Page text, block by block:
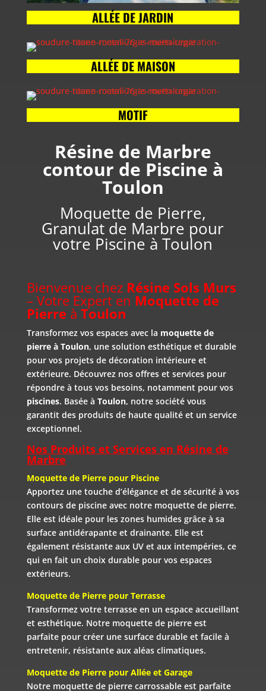
ALLÉE DE JARDIN
ALLÉE DE MAISON
MOTIF
Résine de Marbre
contour de Piscine à
Toulon
Moquette de Pierre,
Granulat de Marbre pour
votre Piscine à Toulon
Bienvenue chez Résine Sols Murs
– Votre Expert en Moquette de
Pierre à Toulon
Transformez vos espaces avec la moquette de
pierre à Toulon, une solution esthétique et durable
pour vos projets de décoration intérieure et
extérieure. Découvrez nos offres et services pour
répondre à tous vos besoins, notamment pour vos
piscines. Basée à Toulon, notre société vous
garantit des produits de haute qualité et un service
exceptionnel.
Nos Produits et Services en Résine de
Marbre
Moquette de Pierre pour Piscine
Apportez une touche d’élégance et de sécurité à vos
contours de piscine avec notre moquette de pierre.
Elle est idéale pour les zones humides grâce à sa
surface antidérapante et drainante. Elle est
également résistante aux UV et aux intempéries, ce
qui en fait un choix durable pour vos espaces
extérieurs.
Moquette de Pierre pour Terrasse
Transformez votre terrasse en un espace accueillant
et esthétique. Notre moquette de pierre est
parfaite pour créer une surface durable et facile à
entretenir, résistante aux aléas climatiques.
Moquette de Pierre pour Allée et Garage
Notre moquette de pierre carrossable est parfaite